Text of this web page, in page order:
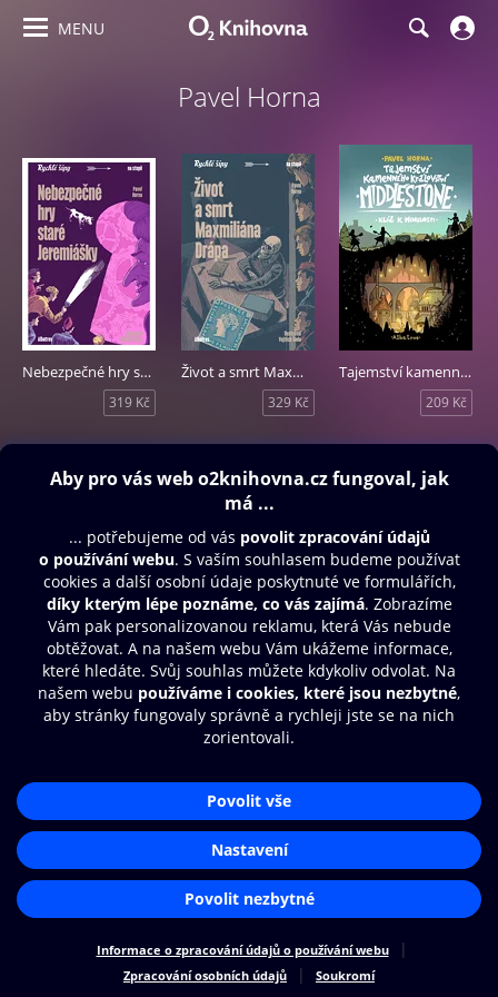
MENU
Pavel Horna
Nebezpečné hry staré Jeremiášky
319 Kč
Život a smrt Maxmiliána Drápa
329 Kč
Tajemství kamenného království Middlestone: část první
209 Kč
Obsah ke stažení
Další zábava
© O2 Czech Republic a.s.
Nákupní řád
Přístupnost
Cookies
Nastavení cookies
Aplikace O2 Knihovna
Čti a poslouchej své e-knihy a
audioknihy rychleji a pohodlněji.